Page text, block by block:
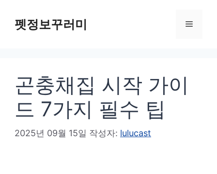
펫정보꾸러미 메
곤충채집 시작 가이
드 7가지 필수 팁
2025년 09월 15일 작성자: lulucast